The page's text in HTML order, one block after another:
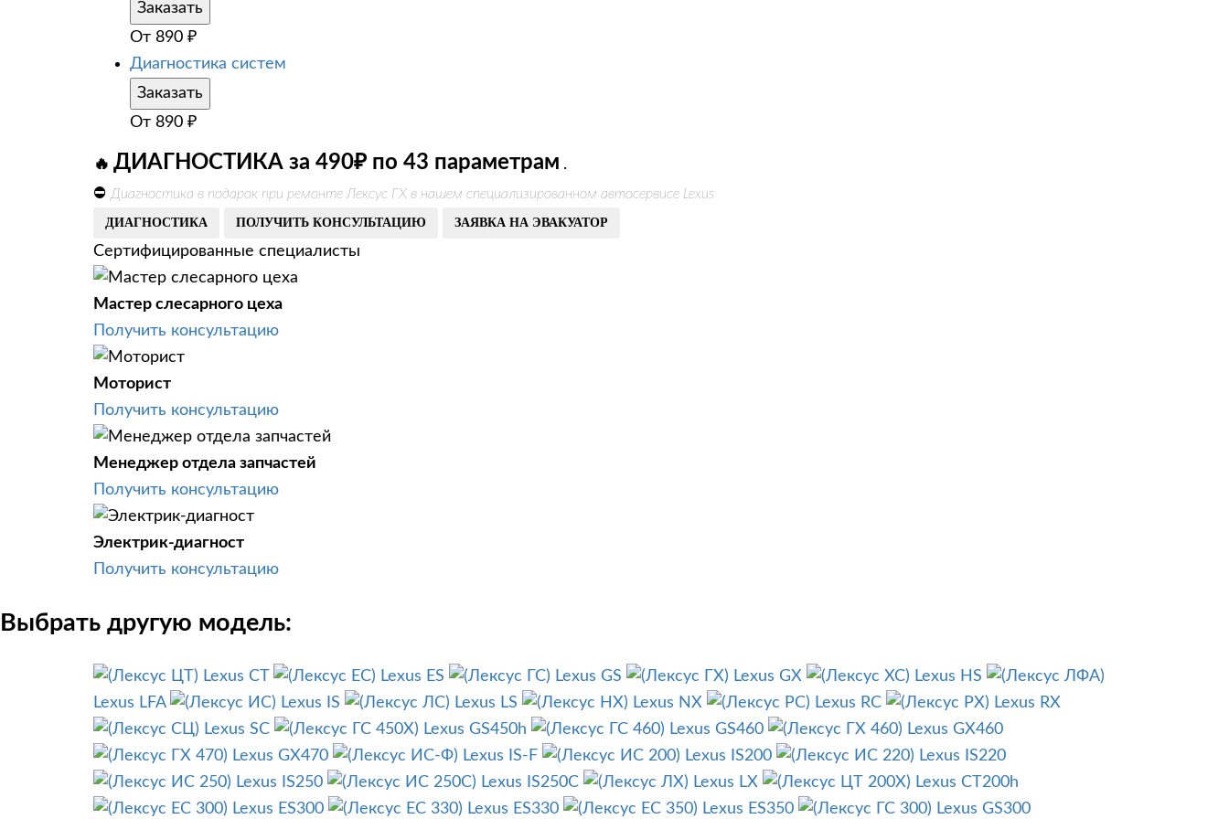
Заказать
От 890 ₽
Диагностика систем
Заказать
От 890 ₽
🔥 ДИАГНОСТИКА за 490₽ по 43 параметрам .
⛔ Диагностика в подарок при ремонте Лексус ГХ в нашем специализированном автосервисе Lexus
ДИАГНОСТИКА ПОЛУЧИТЬ КОНСУЛЬТАЦИЮ ЗАЯВКА НА ЭВАКУАТОР
Сертифицированные специалисты
Мастер слесарного цеха
Получить консультацию
Моторист
Получить консультацию
Менеджер отдела запчастей
Получить консультацию
Электрик-диагност
Получить консультацию
Выбрать другую модель:
Lexus CT Lexus ES Lexus GS Lexus GX
Lexus HS
Lexus LFA
Lexus IS Lexus LS Lexus NX Lexus RC
Lexus RX
Lexus SC
Lexus GS450h Lexus GS460
Lexus GX460
Lexus GX470
Lexus IS-F Lexus IS200
Lexus IS220
Lexus IS250
Lexus IS250C Lexus LX
Lexus CT200h
Lexus ES300
Lexus ES330 Lexus ES350 Lexus GS300